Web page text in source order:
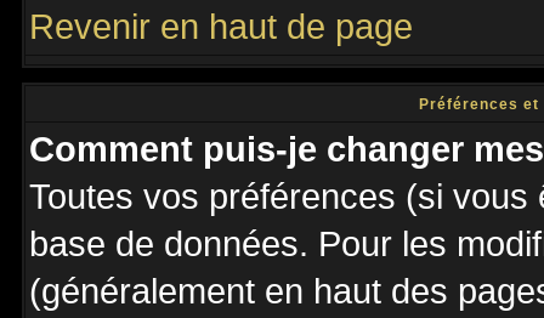
Revenir en haut de page
Préférences
Comment puis-je changer
Toutes vos préférences (si
base de données. Pour les
(généralement en haut des